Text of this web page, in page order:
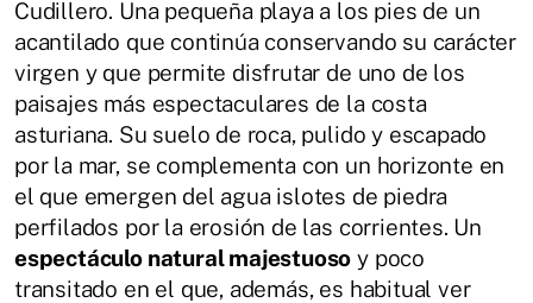
Cudillero. Una pequeña playa a los pies de un
acantilado que continúa conservando su carácter
virgen y que permite disfrutar de uno de los
paisajes más espectaculares de la costa
asturiana. Su suelo de roca, pulido y escapado
por la mar, se complementa con un horizonte en
el que emergen del agua islotes de piedra
perfilados por la erosión de las corrientes. Un
espectáculo natural majestuoso y poco
transitado en el que, además, es habitual ver